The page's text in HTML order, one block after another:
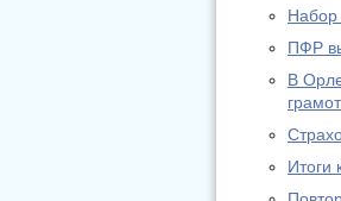
Набор
ПФР
В
Итоги